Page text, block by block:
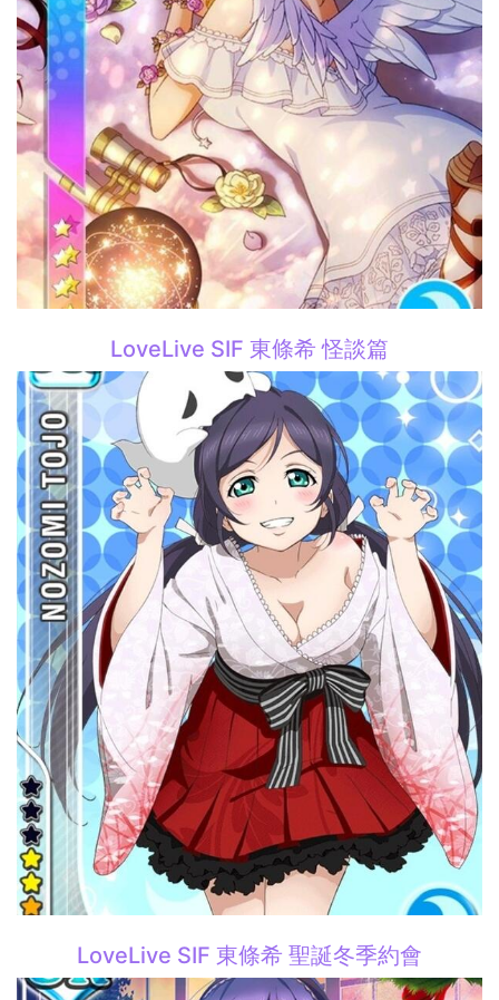
LoveLive SIF 東條希 怪談篇
LoveLive SIF 東條希 聖誕冬季約會